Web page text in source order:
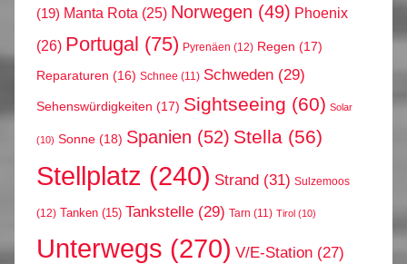
(19) Manta Rota (25) Norwegen (49) Phoenix
(26) Portugal (75) Pyrenäen (12) Regen (17)
Reparaturen (16) Schnee (11) Schweden (29)
Sehenswürdigkeiten (17) Sightseeing (60) Solar
(10) Sonne (18) Spanien (52) Stella (56)
Stellplatz (240) Strand (31) Sulzemoos
(12) Tanken (15) Tankstelle (29) Tarn (11) Tirol (10)
Unterwegs (270) V/E-Station (27)